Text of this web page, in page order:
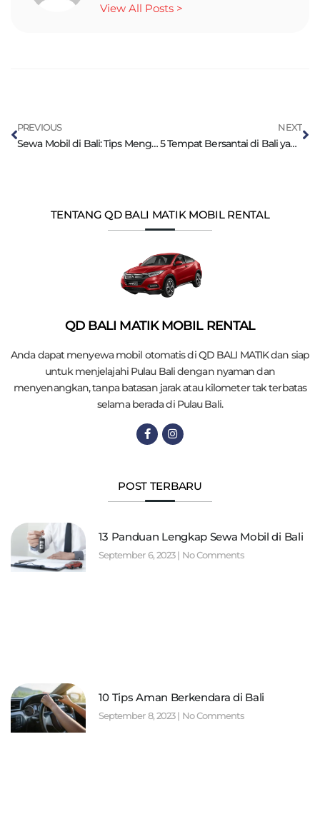
View All Posts >
PREVIOUS
Sewa Mobil di Bali: Tips Menghindari Penipuan
NEXT
5 Tempat Bersantai di Bali yang Dijangkau Mobil
TENTANG QD BALI MATIK MOBIL RENTAL
QD BALI MATIK MOBIL RENTAL
Anda dapat menyewa mobil otomatis di QD BALI MATIK dan siap
untuk menjelajahi Pulau Bali dengan nyaman dan
menyenangkan, tanpa batasan jarak atau kilometer tak terbatas
selama berada di Pulau Bali.
POST TERBARU
13 Panduan Lengkap Sewa Mobil di Bali
September 6, 2023 No Comments
10 Tips Aman Berkendara di Bali
September 8, 2023 No Comments